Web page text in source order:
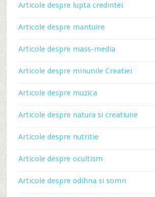
Articole despre lupta credintei
Articole despre mantuire
Articole despre mass-media
Articole despre minunile Creatiei
Articole despre muzica
Articole despre natura si creatiune
Articole despre nutritie
Articole despre ocultism
Articole despre odihna si somn